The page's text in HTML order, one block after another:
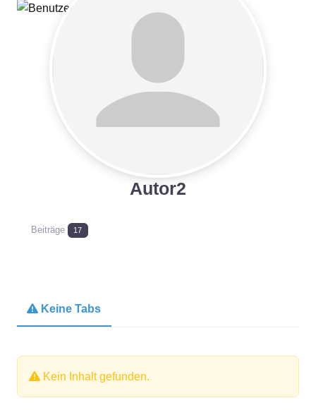
Autor2
Beiträge 17
Keine Tabs
Kein Inhalt gefunden.